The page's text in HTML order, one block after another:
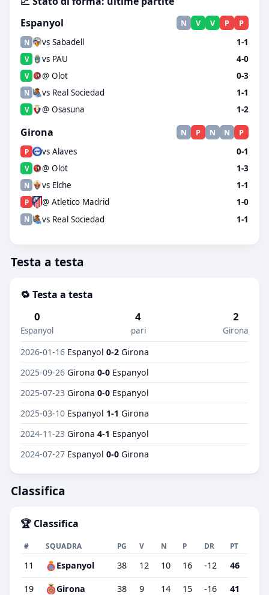
Espanyol
N V V P P
N vs Sabadell 1-1
V vs PAU 4-0
V @ Olot 0-3
N vs Real Sociedad 1-1
V @ Osasuna 1-2
Girona N P N N P
P vs Alaves 0-1
V @ Olot 1-3
N vs Elche 1-1
P @ Atletico Madrid 1-0
N vs Real Sociedad 1-1
Testa a testa
🔁 Testa a testa
0
Espanyol
4
pari
2
Girona
2026-01-16 Espanyol 0-2 Girona
2025-09-26 Girona 0-0 Espanyol
2025-07-23 Girona 0-0 Espanyol
2025-03-10 Espanyol 1-1 Girona
2024-11-23 Girona 4-1 Espanyol
2024-07-27 Espanyol 0-0 Girona
Classifica
🏆 Classifica
# SQUADRA PG V N P DR PT
11 Espanyol 38 12 10 16 -12 46
19 Girona 38 9 14 15 -16 41